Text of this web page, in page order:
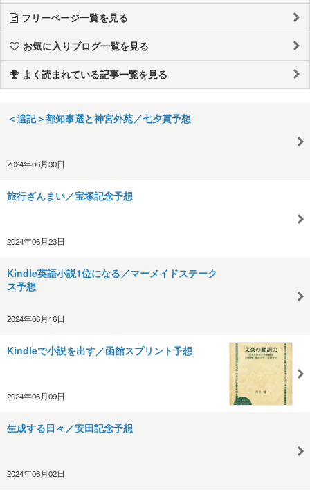
フリーページ一覧を見る
お気に入りブログ一覧を見る
よく読まれている記事一覧を見る
＜追記＞都知事選と神宮外苑／七夕賞予想
2024年06月30日
旅行ざんまい／宝塚記念予想
2024年06月23日
Kindle英語小説1位になる／マーメイドステーク
ス予想
2024年06月16日
Kindleで小説を出す／函館スプリント予想
2024年06月09日
生成する日々／安田記念予想
2024年06月02日